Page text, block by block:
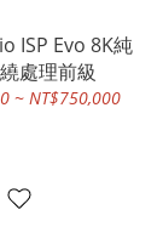
ISP Evo 8K純
處理前級
~ NT$750,000